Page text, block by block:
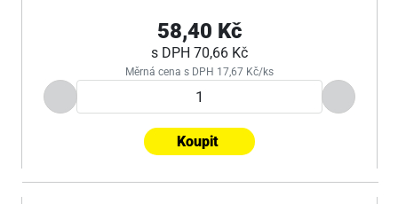
58,40 Kč
s DPH 70,66 Kč
Měrná cena s DPH 17,67 Kč/ks
Koupit